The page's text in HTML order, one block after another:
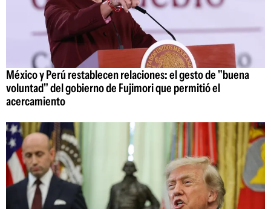
México y Perú restablecen relaciones: el gesto de "buena
voluntad" del gobierno de Fujimori que permitió el
acercamiento